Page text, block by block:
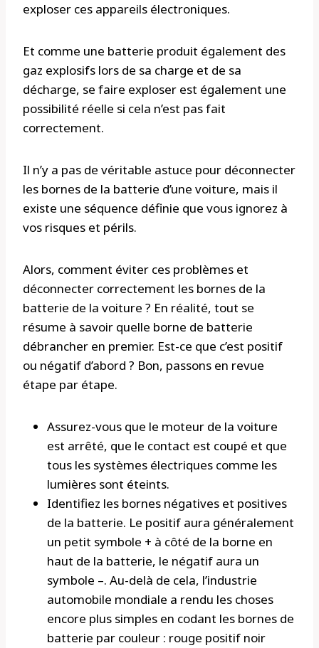
exploser ces appareils électroniques.
Et comme une batterie produit également des
gaz explosifs lors de sa charge et de sa
décharge, se faire exploser est également une
possibilité réelle si cela n’est pas fait
correctement.
Il n’y a pas de véritable astuce pour déconnecter
les bornes de la batterie d’une voiture, mais il
existe une séquence définie que vous ignorez à
vos risques et périls.
Alors, comment éviter ces problèmes et
déconnecter correctement les bornes de la
batterie de la voiture ? En réalité, tout se
résume à savoir quelle borne de batterie
débrancher en premier. Est-ce que c’est positif
ou négatif d’abord ? Bon, passons en revue
étape par étape.
Assurez-vous que le moteur de la voiture
est arrêté, que le contact est coupé et que
tous les systèmes électriques comme les
lumières sont éteints.
Identifiez les bornes négatives et positives
de la batterie. Le positif aura généralement
un petit symbole + à côté de la borne en
haut de la batterie, le négatif aura un
symbole –. Au-delà de cela, l’industrie
automobile mondiale a rendu les choses
encore plus simples en codant les bornes de
batterie par couleur : rouge positif noir